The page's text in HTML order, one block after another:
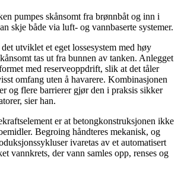
pumpes skånsomt fra brønnbåt og inn i
skje både via luft- og vannbaserte systemer.
utviklet et eget lossesystem med høy
tas ut fra bunnen av tanken. Anlegget
med reserveoppdrift, slik at det tåler
omfang uten å havarere. Kombinasjonen
og flere barrierer gjør den i praksis sikker
sier han.
er at betongkonstruksjonen ikke
Begroing håndteres mekanisk, og
ivaretas av et automatisert
vannkrets, der vann samles opp, renses og